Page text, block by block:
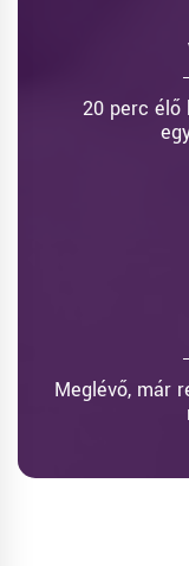
20 perc élő
Meglévő, már